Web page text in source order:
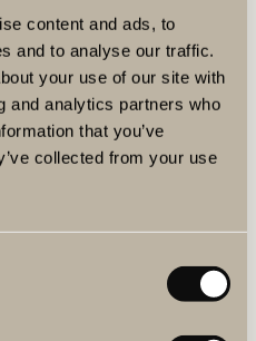
content and ads, to
and to analyse our traffic.
your use of our site with
and analytics partners who
that you’ve
collected from your use
BORD